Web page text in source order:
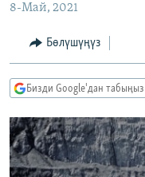
МАДАНИЯТ
ТВ ПРОГРАММАЛАР
БҮГҮН АЗАТТЫКТА
БИЗ ЖАНА ДҮЙНӨ
ДАНИСТЕ
ЭЖЕ-СИҢДИЛЕР
ПОДКАСТ
ӨЗГӨЧӨ ПИКИР
ОНЛАЙН ШЕРИНЕ
8-Май, 2021
Бөлүшүңүз
Бизди Google'дан табыңыз